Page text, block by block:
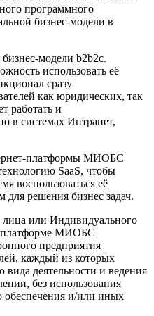
программного
бизнес-модели в
модели b2b2c.
использовать её
сразу
как юридических, так
работать и
в системах Интранет,
платформы МИОБС
SaaS, чтобы
воспользоваться её
решения бизнес задач.
или Индивидуального
платформе МИОБС
предприятия
каждый из которых
вида деятельности и ведения
без использования
обеспечения и/или иных